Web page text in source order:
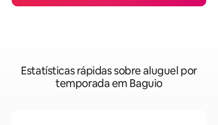
Estatísticas rápidas sobre aluguel por
temporada em Baguio